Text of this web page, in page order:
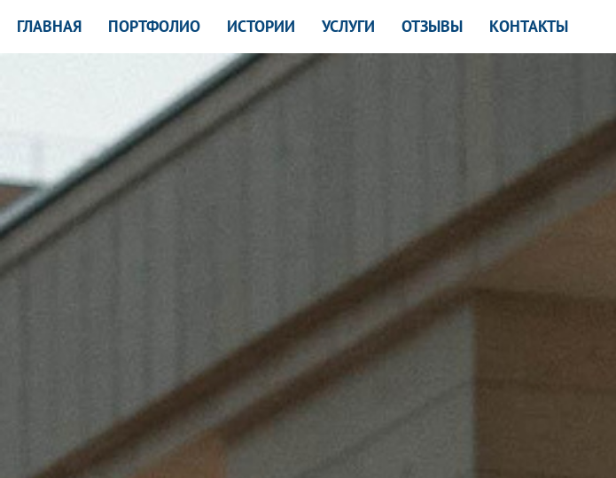
ГЛАВНАЯ ПОРТФОЛИО ИСТОРИИ УСЛУГИ ОТЗЫВЫ КОНТАКТЫ